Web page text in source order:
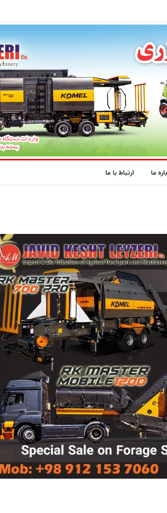
ما ارتباط با ما